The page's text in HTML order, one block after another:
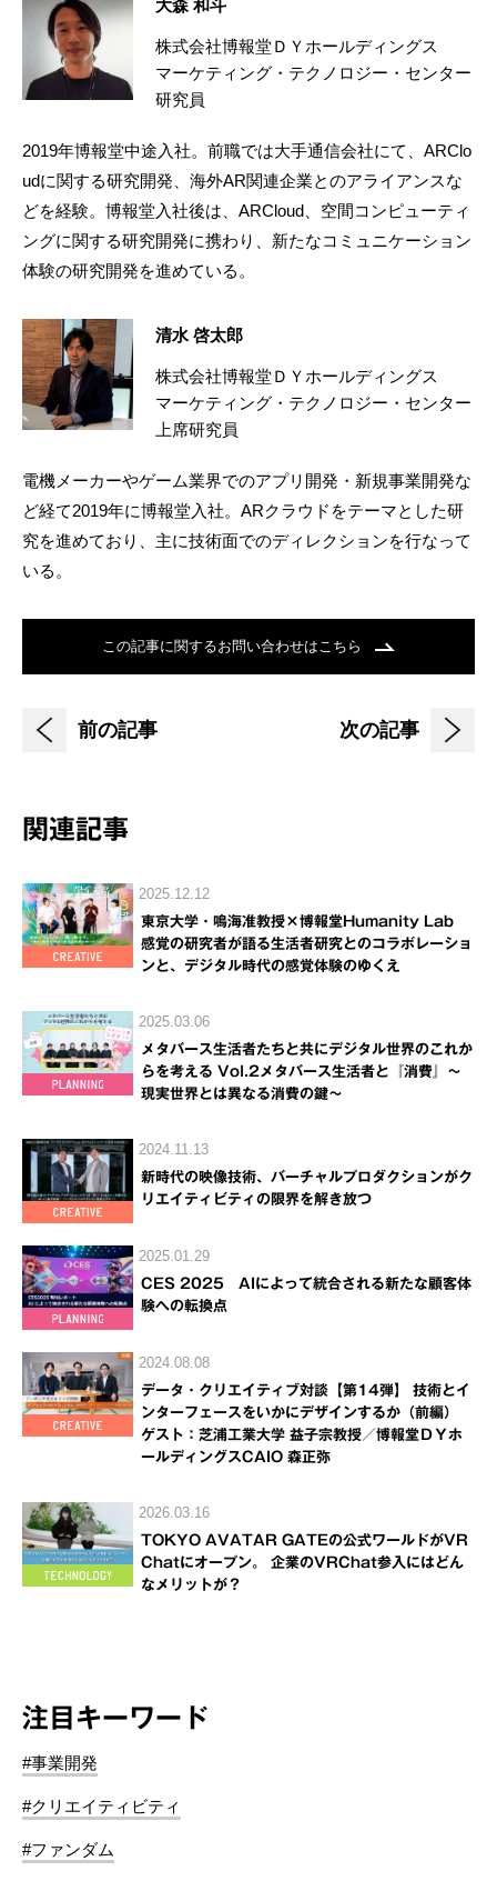
大森 和斗
株式会社博報堂ＤＹホールディングス
マーケティング・テクノロジー・センター
研究員
2019年博報堂中途入社。前職では大手通信会社にて、ARClo
udに関する研究開発、海外AR関連企業とのアライアンスな
どを経験。博報堂入社後は、ARCloud、空間コンピューティ
ングに関する研究開発に携わり、新たなコミュニケーション
体験の研究開発を進めている。
清水 啓太郎
株式会社博報堂ＤＹホールディングス
マーケティング・テクノロジー・センター
上席研究員
電機メーカーやゲーム業界でのアプリ開発・新規事業開発な
ど経て2019年に博報堂入社。ARクラウドをテーマとした研
究を進めており、主に技術面でのディレクションを行なって
いる。
この記事に関するお問い合わせはこちら
前の記事 次の記事
関連記事
2025.12.12
東京大学・鳴海准教授×博報堂Humanity Lab
感覚の研究者が語る生活者研究とのコラボレーショ
ンと、デジタル時代の感覚体験のゆくえ
2025.03.06
メタバース生活者たちと共にデジタル世界のこれか
らを考える Vol.2メタバース生活者と『消費』～
現実世界とは異なる消費の鍵～
2024.11.13
新時代の映像技術、バーチャルプロダクションがク
リエイティビティの限界を解き放つ
2025.01.29
CES 2025 AIによって統合される新たな顧客体
験への転換点
2024.08.08
データ・クリエイティブ対談【第14弾】 技術とイ
ンターフェースをいかにデザインするか（前編）
ゲスト：芝浦工業大学 益子宗教授／博報堂ＤＹホ
ールディングスCAIO 森正弥
2026.03.16
TOKYO AVATAR GATEの公式ワールドがVR
Chatにオープン。 企業のVRChat参入にはどん
なメリットが？
注目キーワード
#事業開発
#クリエイティビティ
#ファンダム